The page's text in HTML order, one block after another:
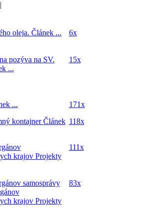
oleja. Článek ... 6x
pozýva na SV.
...
15x
...
171x
kontajnerČlánek 118x
krajov Projekty
111x
samosprávy
krajov Projekty
83x